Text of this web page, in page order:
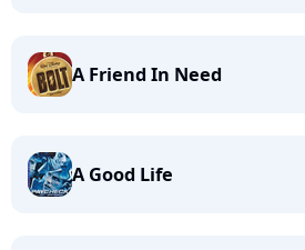
A Friend In Need
A Good Life